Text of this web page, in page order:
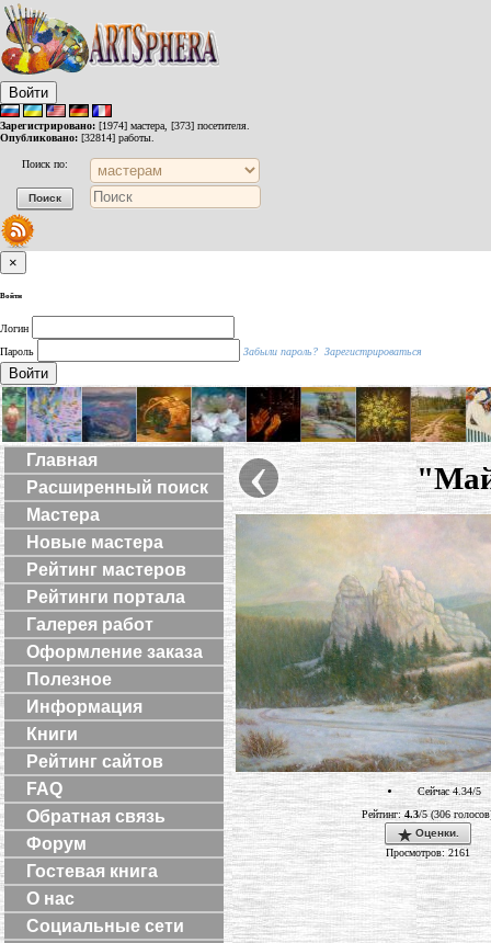
Войти
Зарегистрировано: [1974] мастера, [373] посетителя.
Опубликовано: [32814] работы.
Поиск по:
×
Войти
Логин
Пароль
Забыли пароль? Зарегистрироваться
Войти
Главная
Расширенный поиск
Мастера
Новые мастера
Рейтинг мастеров
Рейтинги портала
Галерея работ
Оформление заказа
Полезное
Информация
Книги
Рейтинг сайтов
FAQ
Обратная связь
Форум
Гостевая книга
О нас
Социальные сети
‹
Сейчас 4.34/5
Рейтинг: 4.3/5 (306
Оценки.
Просмотров: 2161